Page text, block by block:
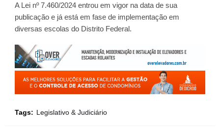
A Lei nº 7.460/2024 entrou em vigor na data de sua
publicação e já está em fase de implementação em
diversas escolas do Distrito Federal.
Tags: Legislativo & Judiciário